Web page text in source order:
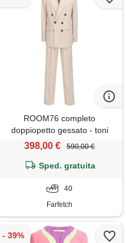
ROOM76 completo
doppiopetto gessato - toni
neutri
398,00 € 590,00 €
Sped. gratuita
40
Farfetch